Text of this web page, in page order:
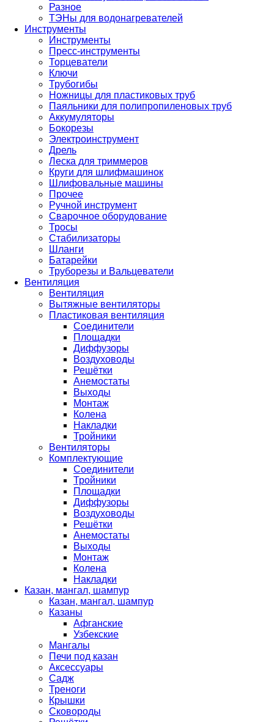
Разное
ТЭНы для водонагревателей
Инструменты
Инструменты
Пресс-инструменты
Торцеватели
Ключи
Трубогибы
Ножницы для пластиковых труб
Паяльники для полипропиленовых труб
Аккумуляторы
Бокорезы
Электроинструмент
Дрель
Леска для триммеров
Круги для шлифмашинок
Шлифовальные машины
Прочее
Ручной инструмент
Сварочное оборудование
Тросы
Стабилизаторы
Шланги
Батарейки
Труборезы и Вальцеватели
Вентиляция
Вентиляция
Вытяжные вентиляторы
Пластиковая вентиляция
Соединители
Площадки
Диффузоры
Воздуховоды
Решётки
Анемостаты
Выходы
Монтаж
Колена
Накладки
Тройники
Вентиляторы
Комплектующие
Соединители
Тройники
Площадки
Диффузоры
Воздуховоды
Решётки
Анемостаты
Выходы
Монтаж
Колена
Накладки
Казан, мангал, шампур
Казан, мангал, шампур
Казаны
Афганские
Узбекские
Мангалы
Печи под казан
Аксессуары
Садж
Треноги
Крышки
Сковороды